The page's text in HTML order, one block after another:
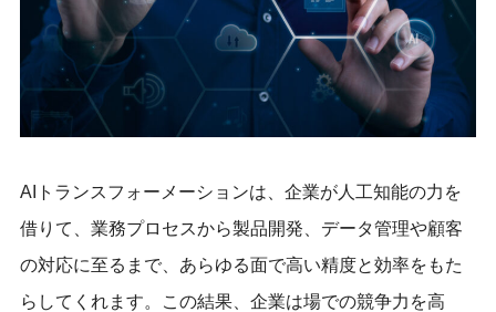
AIトランスフォーメーションは、企業が人工知能の力を
借りて、業務プロセスから製品開発、データ管理や顧客
の対応に至るまで、あらゆる面で高い精度と効率をもた
らしてくれます。この結果、企業は場での競争力を高